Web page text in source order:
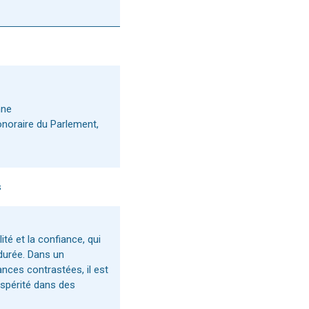
du Parlement,
et la confiance, qui
Dans un
contrastées, il est
dans des